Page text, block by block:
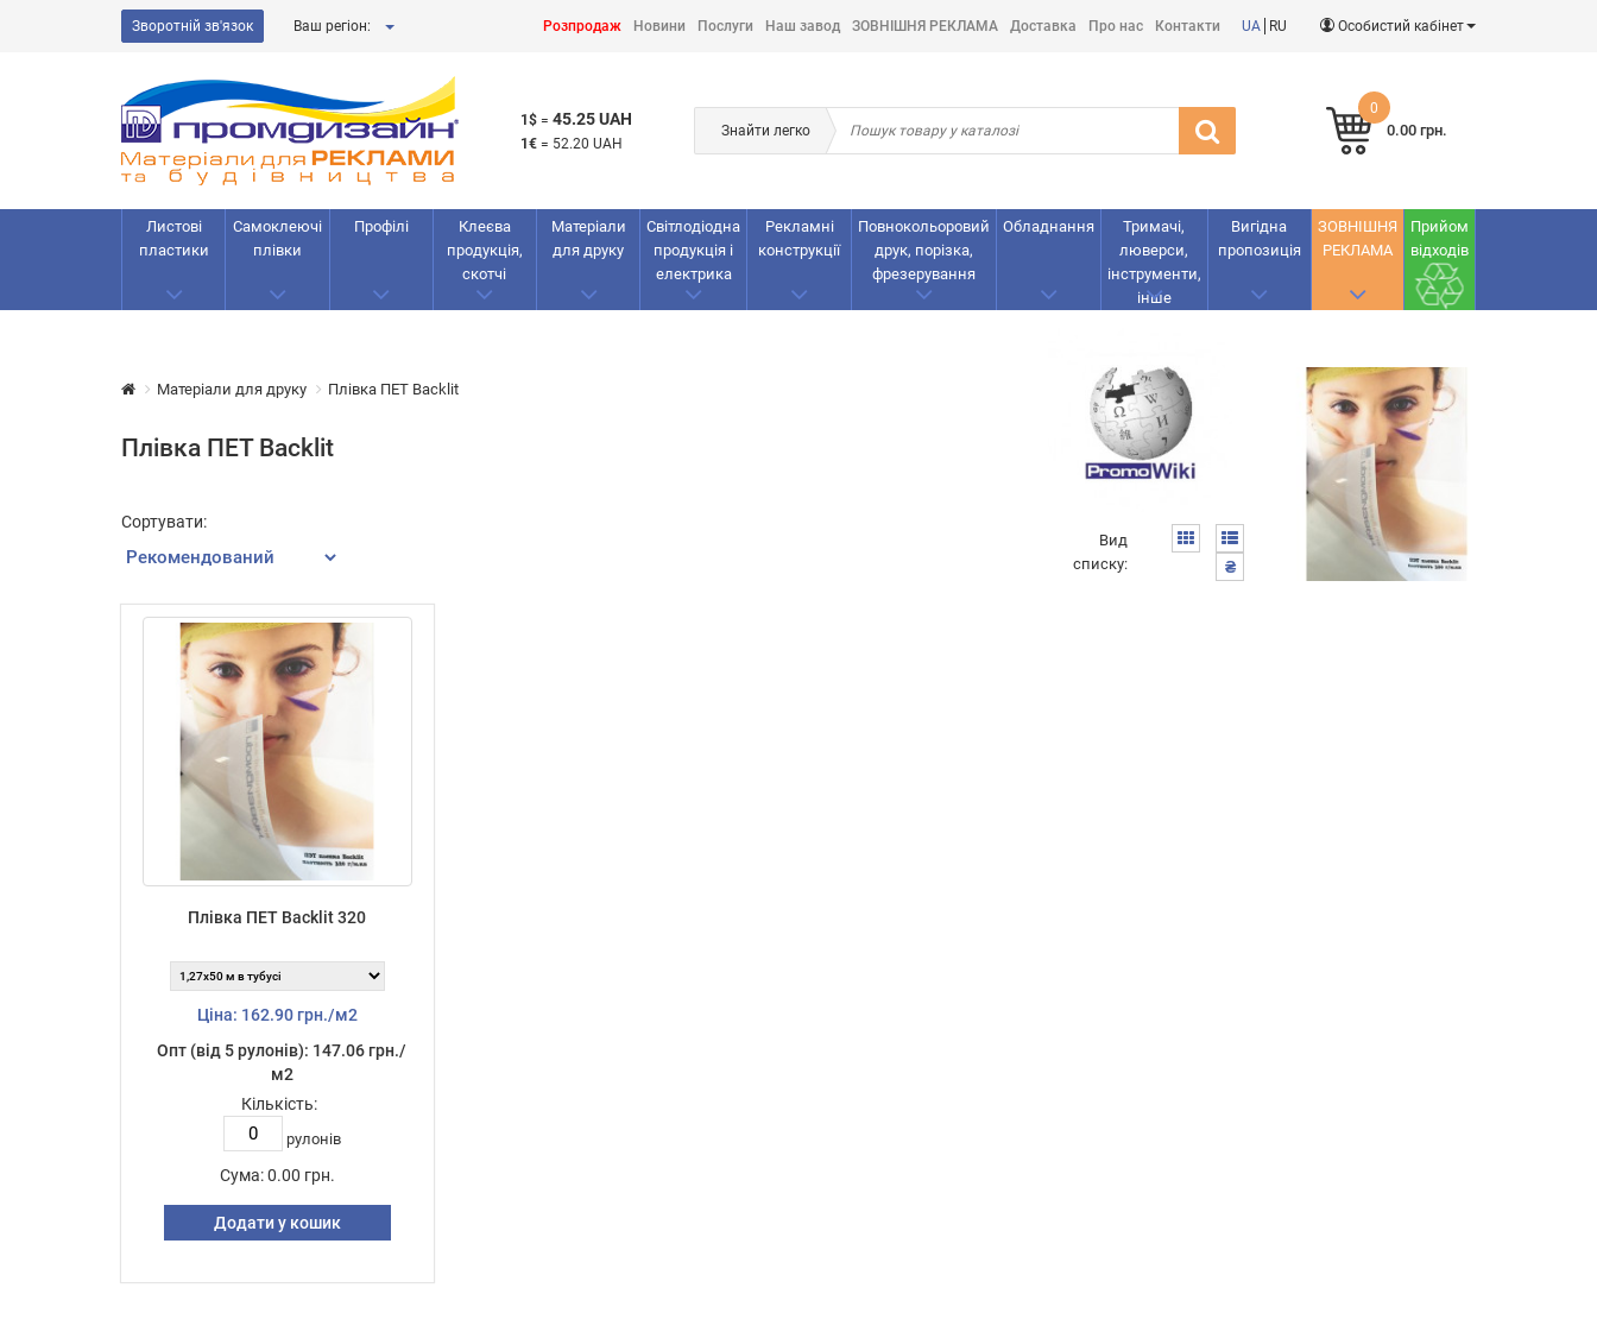
Зворотній зв'язок Ваш регіон: Розпродаж Новини Послуги Наш завод ЗОВНІШНЯ РЕКЛАМА Доставка Про нас Контакти UA RU Особистий кабінет
1$ = 45.25 UAH
1€ = 52.20 UAH
Знайти легко
0
0.00 грн.
Листові
пластики
Самоклеючі
плівки
Профілі
Клеєва
продукція,
скотчі
Матеріали
для друку
Світлодіодна
продукція і
електрика
Рекламнi
конструкції
Повнокольоровий
друк, порізка,
фрезерування
Обладнання
Тримачі,
люверси,
інструменти,
інше
Вигідна
пропозиція
ЗОВНІШНЯ
РЕКЛАМА
Прийом
відходів
Матеріали для друку Плівка ПЕТ Backlit
Плівка ПЕТ Backlit
Сортувати:
Вид
списку:
₴
Плівка ПЕТ Backlit 320
Ціна: 162.90 грн./м2
Опт (від 5 рулонів): 147.06 грн./
м2
Кількість:
рулонів
Сума: 0.00 грн.
Додати у кошик